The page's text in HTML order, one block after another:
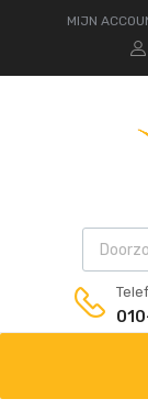
MIJN
de